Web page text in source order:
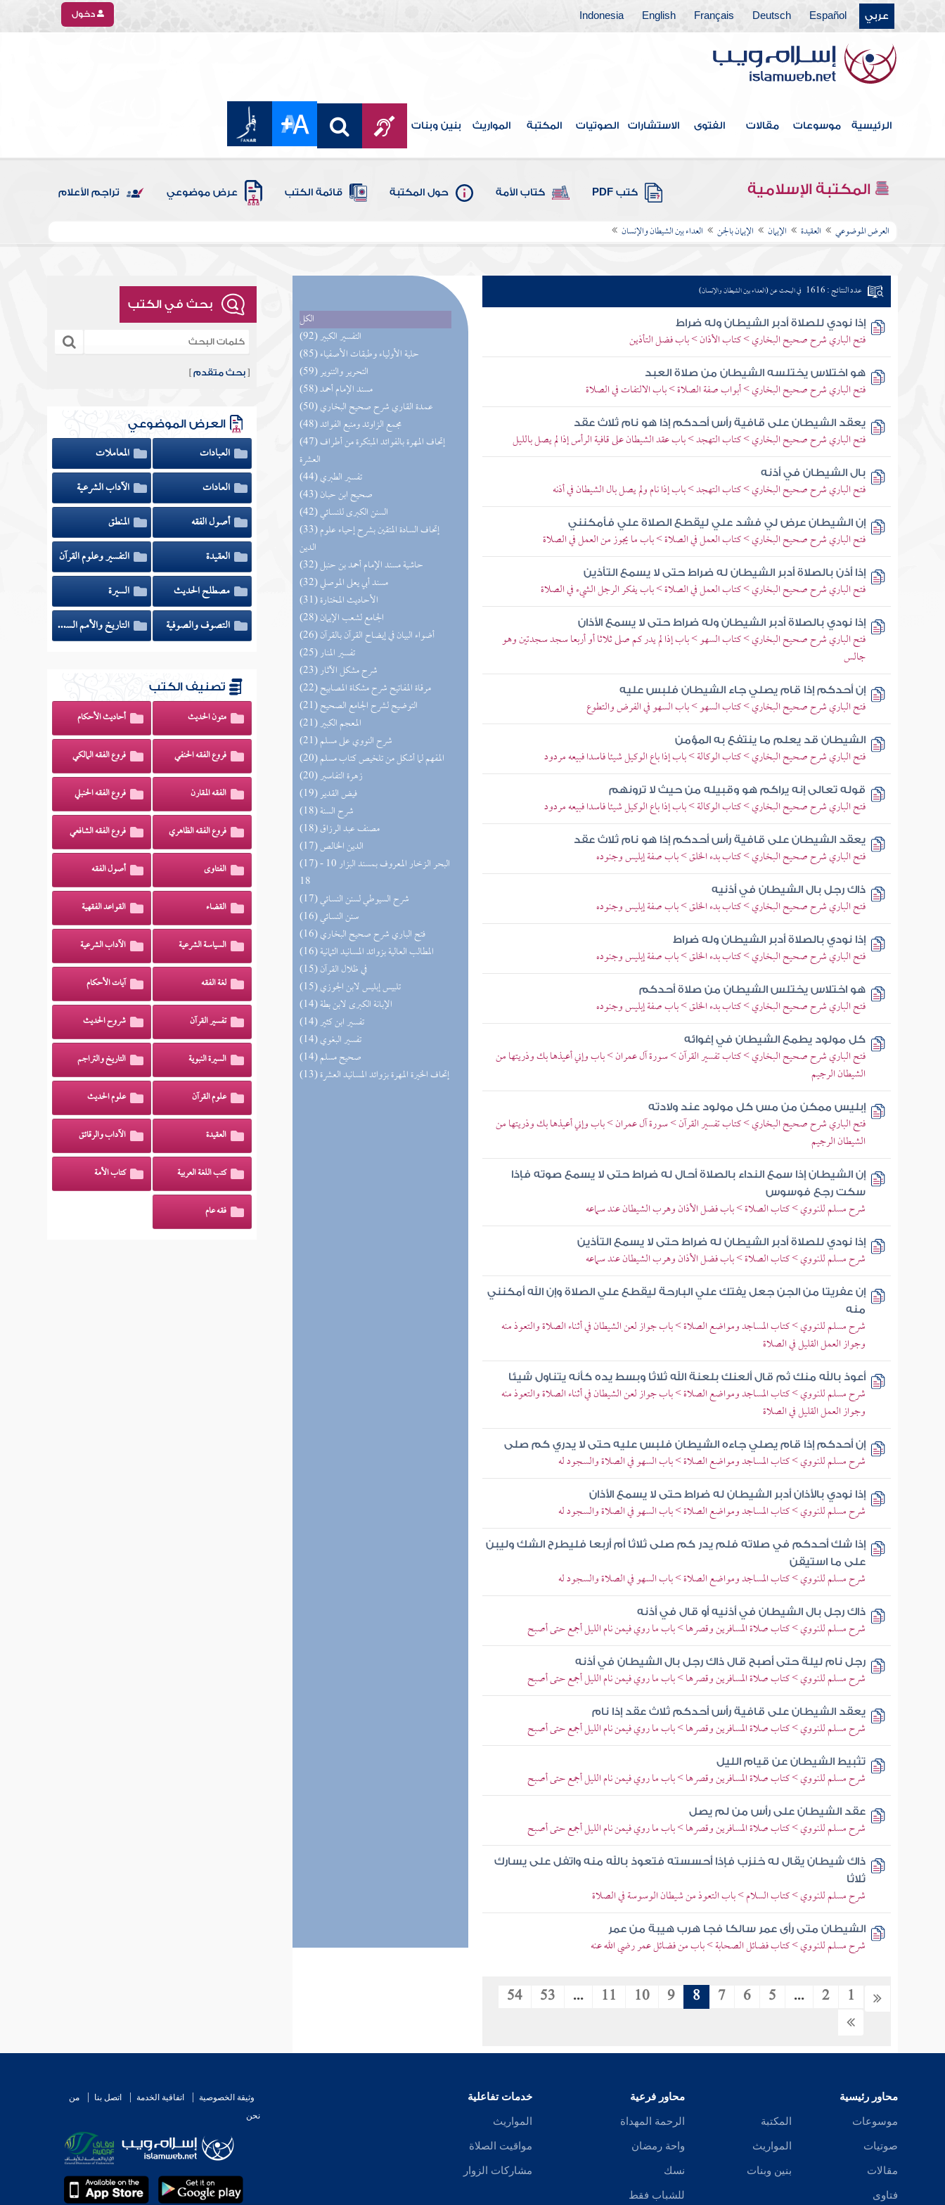
عربي Español
Deutsch
Français
English
Indonesia دخول
الرئيسية موسوعات مقالات الفتوى الاستشارات الصوتيات المكتبة المواريث بنين وبنات
المكتبة الإسلامية كتب PDF كتاب الأمة حول المكتبة قائمة الكتب عرض موضوعي تراجم الأعلام
العرض الموضوعي العقيدة الإيمان الإيمان بالجن العداء بين الشيطان والإنسان
الكل
(92) التفسير الكبير
(85) حلية الأولياء وطبقات الأصفياء
(59) التحرير والتنوير
(58) مسند الإمام أحمد
(50) عمدة القاري شرح صحيح البخاري
(48) مجمع الزاوئد ومنبع الفوائد
(47) إتحاف المهرة بالفوائد المبتكرة من أطراف
العشرة
(44) تفسير الطبري
(43) صحيح ابن حبان
(42) السنن الكبرى للنسائي
(33) إتحاف السادة المتقين بشرح إحياء علوم
الدين
(32) حاشية مسند الإمام أحمد بن حنبل
(32) مسند أبي يعلى الموصلي
(31) الأحاديث المختارة
(28) الجامع لشعب الإيمان
(26) أضواء البيان في إيضاح القرآن بالقرآن
(25) تفسير المنار
(23) شرح مشكل الآثار
(22) مرقاة المفاتيح شرح مشكاة المصابيح
(21) التوضيح لشرح الجامع الصحيح
(21) المعجم الكبير
(21) شرح النووي على مسلم
(20) المفهم لما أشكل من تلخيص كتاب مسلم
(20) زهرة التفاسير
(19) فيض القدير
(18) شرح السنة
(18) مصنف عبد الرزاق
(17) الدين الخالص
(17) البحر الزخار المعروف بمسند البزار 10 -
18
(17) شرح السيوطي لسنن النسائي
(16) سنن النسائي
(16) فتح الباري شرح صحيح البخاري
(16) المطالب العالية بزوائد المسانيد الثمانية
(15) في ظلال القرآن
(15) تلبيس إبليس لابن الجوزي
(14) الإبانة الكبرى لابن بطة
(14) تفسير ابن كثير
(14) تفسير البغوي
(14) صحيح مسلم
(13) إتحاف الخيرة المهرة بزوائد المسانيد العشرة
عدد النتائج : 1616 في البحث عن (العداء بين الشيطان والإنسان)
إذا نودي للصلاة أدبر الشيطان وله ضراط
فتح الباري شرح صحيح البخاري > كتاب الأذان > باب فضل التأذين
هو اختلاس يختلسه الشيطان من صلاة العبد
فتح الباري شرح صحيح البخاري > أبواب صفة الصلاة > باب الالتفات في الصلاة
يعقد الشيطان على قافية رأس أحدكم إذا هو نام ثلاث عقد
فتح الباري شرح صحيح البخاري > كتاب التهجد > باب عقد الشيطان على قافية الرأس إذا لم يصل بالليل
بال الشيطان في أذنه
فتح الباري شرح صحيح البخاري > كتاب التهجد > باب إذا نام ولم يصل بال الشيطان في أذنه
إن الشيطان عرض لي فشد علي ليقطع الصلاة علي فأمكنني
فتح الباري شرح صحيح البخاري > كتاب العمل في الصلاة > باب ما يجوز من العمل في الصلاة
إذا أذن بالصلاة أدبر الشيطان له ضراط حتى لا يسمع التأذين
فتح الباري شرح صحيح البخاري > كتاب العمل في الصلاة > باب يفكر الرجل الشيء في الصلاة
إذا نودي بالصلاة أدبر الشيطان وله ضراط حتى لا يسمع الأذان
فتح الباري شرح صحيح البخاري > كتاب السهو > باب إذا لم يدر كم صلى ثلاثا أو أربعا سجد سجدتين وهو
جالس
إن أحدكم إذا قام يصلي جاء الشيطان فلبس عليه
فتح الباري شرح صحيح البخاري > كتاب السهو > باب السهو في الفرض والتطوع
الشيطان قد يعلم ما ينتفع به المؤمن
فتح الباري شرح صحيح البخاري > كتاب الوكالة > باب إذا باع الوكيل شيئا فاسدا فبيعه مردود
قوله تعالى إنه يراكم هو وقبيله من حيث لا ترونهم
فتح الباري شرح صحيح البخاري > كتاب الوكالة > باب إذا باع الوكيل شيئا فاسدا فبيعه مردود
يعقد الشيطان على قافية رأس أحدكم إذا هو نام ثلاث عقد
فتح الباري شرح صحيح البخاري > كتاب بدء الخلق > باب صفة إبليس وجنوده
ذاك رجل بال الشيطان في أذنيه
فتح الباري شرح صحيح البخاري > كتاب بدء الخلق > باب صفة إبليس وجنوده
إذا نودي بالصلاة أدبر الشيطان وله ضراط
فتح الباري شرح صحيح البخاري > كتاب بدء الخلق > باب صفة إبليس وجنوده
هو اختلاس يختلس الشيطان من صلاة أحدكم
فتح الباري شرح صحيح البخاري > كتاب بدء الخلق > باب صفة إبليس وجنوده
كل مولود يطمع الشيطان في إغوائه
فتح الباري شرح صحيح البخاري > كتاب تفسير القرآن > سورة آل عمران > باب وإني أعيذها بك وذريتها من
الشيطان الرجيم
إبليس ممكن من مس كل مولود عند ولادته
فتح الباري شرح صحيح البخاري > كتاب تفسير القرآن > سورة آل عمران > باب وإني أعيذها بك وذريتها من
الشيطان الرجيم
إن الشيطان إذا سمع النداء بالصلاة أحال له ضراط حتى لا يسمع صوته فإذا
سكت رجع فوسوس
شرح مسلم للنووي > كتاب الصلاة > باب فضل الأذان وهرب الشيطان عند سماعه
إذا نودي للصلاة أدبر الشيطان له ضراط حتى لا يسمع التأذين
شرح مسلم للنووي > كتاب الصلاة > باب فضل الأذان وهرب الشيطان عند سماعه
إن عفريتا من الجن جعل يفتك علي البارحة ليقطع علي الصلاة وإن الله أمكنني
منه
شرح مسلم للنووي > كتاب المساجد ومواضع الصلاة > باب جواز لعن الشيطان في أثناء الصلاة والتعوذ منه
وجواز العمل القليل في الصلاة
أعوذ بالله منك ثم قال ألعنك بلعنة الله ثلاثا وبسط يده كأنه يتناول شيئا
شرح مسلم للنووي > كتاب المساجد ومواضع الصلاة > باب جواز لعن الشيطان في أثناء الصلاة والتعوذ منه
وجواز العمل القليل في الصلاة
إن أحدكم إذا قام يصلي جاءه الشيطان فلبس عليه حتى لا يدري كم صلى
شرح مسلم للنووي > كتاب المساجد ومواضع الصلاة > باب السهو في الصلاة والسجود له
إذا نودي بالأذان أدبر الشيطان له ضراط حتى لا يسمع الأذان
شرح مسلم للنووي > كتاب المساجد ومواضع الصلاة > باب السهو في الصلاة والسجود له
إذا شك أحدكم في صلاته فلم يدر كم صلى ثلاثا أم أربعا فليطرح الشك وليبن
على ما استيقن
شرح مسلم للنووي > كتاب المساجد ومواضع الصلاة > باب السهو في الصلاة والسجود له
ذاك رجل بال الشيطان في أذنيه أو قال في أذنه
شرح مسلم للنووي > كتاب صلاة المسافرين وقصرها > باب ما روي فيمن نام الليل أجمع حتى أصبح
رجل نام ليلة حتى أصبح قال ذاك رجل بال الشيطان في أذنه
شرح مسلم للنووي > كتاب صلاة المسافرين وقصرها > باب ما روي فيمن نام الليل أجمع حتى أصبح
يعقد الشيطان على قافية رأس أحدكم ثلاث عقد إذا نام
شرح مسلم للنووي > كتاب صلاة المسافرين وقصرها > باب ما روي فيمن نام الليل أجمع حتى أصبح
تثبيط الشيطان عن قيام الليل
شرح مسلم للنووي > كتاب صلاة المسافرين وقصرها > باب ما روي فيمن نام الليل أجمع حتى أصبح
عقد الشيطان على رأس من لم يصل
شرح مسلم للنووي > كتاب صلاة المسافرين وقصرها > باب ما روي فيمن نام الليل أجمع حتى أصبح
ذاك شيطان يقال له خنزب فإذا أحسسته فتعوذ بالله منه واتفل على يسارك
ثلاثا
شرح مسلم للنووي > كتاب السلام > باب التعوذ من شيطان الوسوسة في الصلاة
الشيطان متى رأى عمر سالكا فجا هرب هيبة من عمر
شرح مسلم للنووي > كتاب فضائل الصحابة > باب من فضائل عمر رضي الله عنه
1
2
...
5
6
7
8
9
10
11
...
53
54
بحث في الكتب
[بحث متقدم ]
العرض الموضوعي
العبادات
المعاملات
العادات
الآداب الشرعية
أصول الفقه
المنطق
العقيدة
التفسير وعلوم القرآن
مصطلح الحديث
السيرة
التصوف والصوفية
التاريخ والأمم السابقة
تصنيف الكتب
متون الحديث أحاديث الأحكام
فروع الفقه الحنفي فروع الفقه المالكي
الفقه المقارن فروع الفقه الحنبلي
فروع الفقه الظاهري فروع الفقه الشافعي
الفتاوى أصول الفقه
القضاء القواعد الفقهية
السياسة الشرعية الآداب الشرعية
لغة الفقه آيات الأحكام
تفسير القرآن شروح الحديث
السيرة النبوية التاريخ والتراجم
علوم القرآن علوم الحديث
العقيدة الآداب والرقائق
كتب اللغة العربية كتاب الأمة
فقه عام
محاور رئيسية
موسوعات
صوتيات
مقالات
فتاوى
المكتبة
المواريث
بنين وبنات
محاور فرعية
الرحمة المهداة
واحة رمضان
نسك
للشباب فقط
خدمات تفاعلية
المواريث
مواقيت الصلاة
مشاركات الزوار
وثيقة الخصوصية اتفاقية الخدمة اتصل بنا
من
نحن